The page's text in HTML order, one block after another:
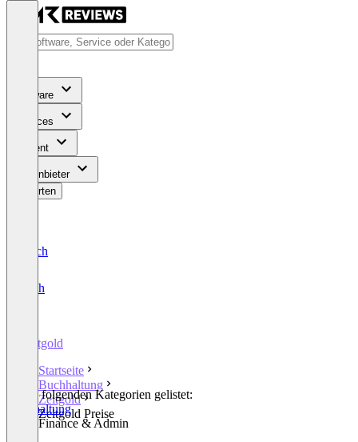
Software
Services
Content
Für Anbieter
Bewerten
Deutsch
English
Zeitgold
Startseite
Buchhaltung
Zeitgold
Zeitgold Preise
In den folgenden Kategorien gelistet:
Buchhaltung
Other Finance & Admin